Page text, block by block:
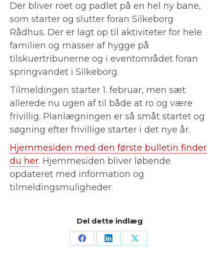
Der bliver roet og padlet på en hel ny bane,
som starter og slutter foran Silkeborg
Rådhus. Der er lagt op til aktiviteter for hele
familien og masser af hygge på
tilskuertribunerne og i eventområdet foran
springvandet i Silkeborg.
Tilmeldingen starter 1. februar, men sæt
allerede nu ugen af til både at ro og være
frivillig. Planlægningen er så småt startet og
søgning efter frivillige starter i det nye år.
Hjemmesiden med den første bulletin finder
du her. Hjemmesiden bliver løbende
opdateret med information og
tilmeldingsmuligheder.
Del dette indlæg